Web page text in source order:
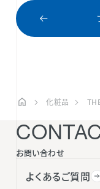
化粧品
お問い合わせ
よくあるご質問